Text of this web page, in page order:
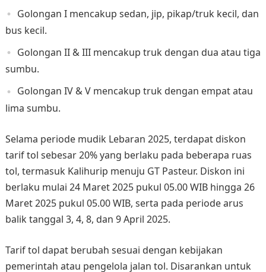
Golongan I mencakup sedan, jip, pikap/truk kecil, dan
bus kecil.
Golongan II & III mencakup truk dengan dua atau tiga
sumbu.
Golongan IV & V mencakup truk dengan empat atau
lima sumbu.
Selama periode mudik Lebaran 2025, terdapat diskon
tarif tol sebesar 20% yang berlaku pada beberapa ruas
tol, termasuk Kalihurip menuju GT Pasteur. Diskon ini
berlaku mulai 24 Maret 2025 pukul 05.00 WIB hingga 26
Maret 2025 pukul 05.00 WIB, serta pada periode arus
balik tanggal 3, 4, 8, dan 9 April 2025.
Tarif tol dapat berubah sesuai dengan kebijakan
pemerintah atau pengelola jalan tol. Disarankan untuk